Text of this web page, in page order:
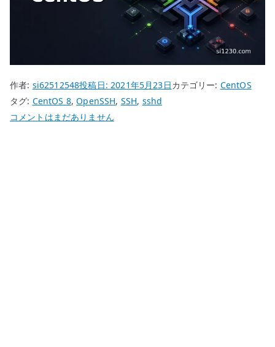
作者: si62512548投稿日:2021年5月23日カテゴリー: CentOS
タグ: CentOS 8,OpenSSH, SSH, sshd
CentOS
コメントはまだありません